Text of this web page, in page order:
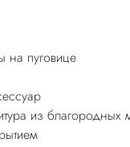
пуговице
из благородных